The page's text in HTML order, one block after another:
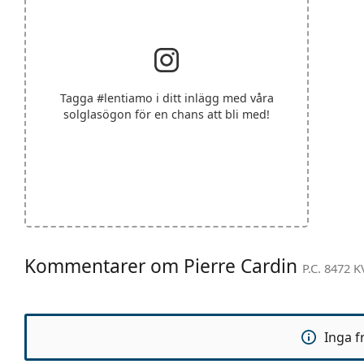
Tagga #lentiamo i ditt inlägg med våra
solglasögon för en chans att bli med!
Kommentarer om Pierre Cardin P.C. 8472
Inga